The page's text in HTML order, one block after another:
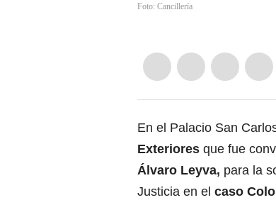
Foto: Cancillería
En el Palacio San
Exteriores que fue
Álvaro Leyva, para la
Justicia en el caso